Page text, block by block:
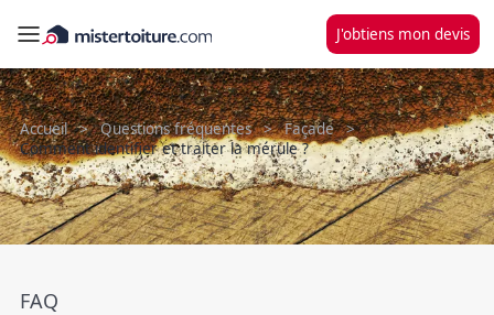
J'obtiens mon devis
Accueil Questions fréquentes
Façade
Comment identifier et traiter la mérule ?
FAQ